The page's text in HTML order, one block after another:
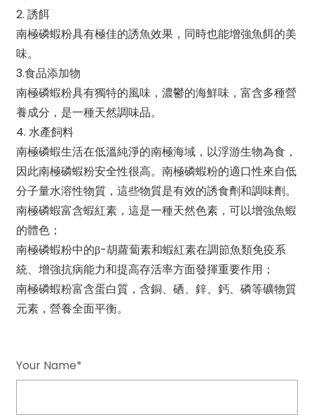
2. 誘餌
南極磷蝦粉具有極佳的誘魚效果，同時也能增強魚餌的美
味。
3.食品添加物
南極磷蝦粉具有獨特的風味，濃鬱的海鮮味，富含多種營
養成分，是一種天然調味品。
4. 水產飼料
南極磷蝦生活在低溫純淨的南極海域，以浮游生物為食，
因此南極磷蝦粉安全性很高。南極磷蝦粉的適口性來自低
分子量水溶性物質，這些物質是有效的誘食劑和調味劑。
南極磷蝦富含蝦紅素，這是一種天然色素，可以增強魚蝦
的體色；
南極磷蝦粉中的β-胡蘿蔔素和蝦紅素在調節魚類免疫系
統、增強抗病能力和提高存活率方面發揮重要作用；
南極磷蝦粉富含蛋白質，含銅、硒、鋅、鈣、磷等礦物質
元素，營養全面平衡。
Your Name*